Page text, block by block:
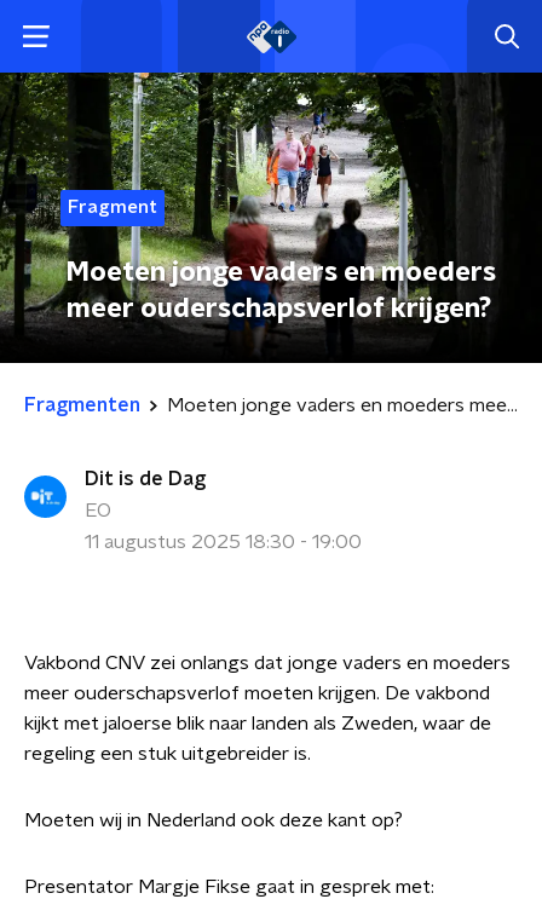
Fragment
Moeten jonge vaders en moeders
meer ouderschapsverlof krijgen?
Fragmenten Moeten jonge vaders en moeders meer ouderschapsverlof krijgen?
Dit is de Dag
EO
11 augustus 2025 18:30 - 19:00
Vakbond CNV zei onlangs dat jonge vaders en moeders
meer ouderschapsverlof moeten krijgen. De vakbond
kijkt met jaloerse blik naar landen als Zweden, waar de
regeling een stuk uitgebreider is.
Moeten wij in Nederland ook deze kant op?
Presentator Margje Fikse gaat in gesprek met: